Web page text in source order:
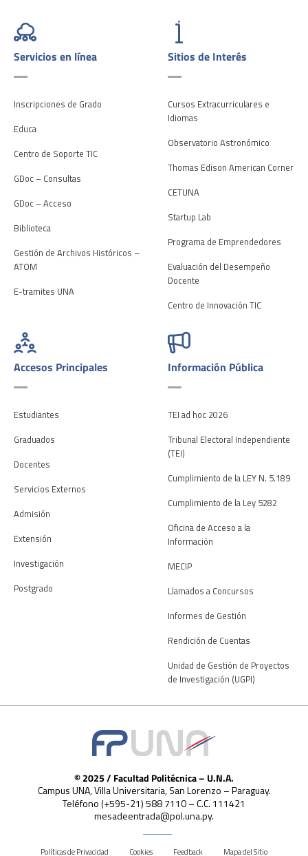
Servicios en línea
Inscripciones de Grado
Educa
Centro de Soporte TIC
GDoc – Consultas
GDoc – Acceso
Biblioteca
Gestión de Archivos Históricos –
ATOM
E-tramites UNA
Sitios de Interés
Cursos Extracurriculares e
Idiomas
Observatorio Astronómico
Thomas Edison American Corner
CETUNA
Startup Lab
Programa de Emprendedores
Evaluación del Desempeño
Docente
Centro de Innovación TIC
Accesos Principales
Estudiantes
Graduados
Docentes
Servicios Externos
Admisión
Extensión
Investigación
Postgrado
Información Pública
TEI ad hoc 2026
Tribunal Electoral Independiente
(TEI)
Cumplimiento de la LEY N. 5.189
Cumplimiento de la Ley 5282
Oficina de Acceso a la
Información
MECIP
Llamados a Concursos
Informes de Gestión
Rendición de Cuentas
Unidad de Gestión de Proyectos
de Investigación (UGPI)
© 2025 / Facultad Politécnica – U.N.A.
Campus UNA, Villa Universitaria, San Lorenzo – Paraguay.
Teléfono (+595-21) 588 7110 – C.C. 111421
mesadeentrada@pol.una.py.
Políticas de Privacidad Cookies Feedback Mapa del Sitio